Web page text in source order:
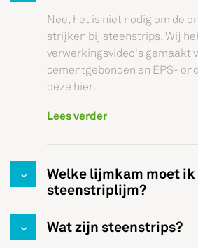
Nee, het is niet nodig om de
strijken bij steenstrips. Wij
verwerkingsvideo's gemaakt
cementgebonden en EPS-
deze hier.
Lees verder
Welke lijmkam moet
steenstriplijm?
Wat zijn steenstrips?